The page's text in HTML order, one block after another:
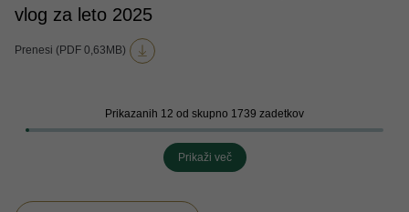
vlog za leto 2025
Prenesi (PDF 0,63MB)
Prikazanih 12 od skupno 1739 zadetkov
Prikaži več